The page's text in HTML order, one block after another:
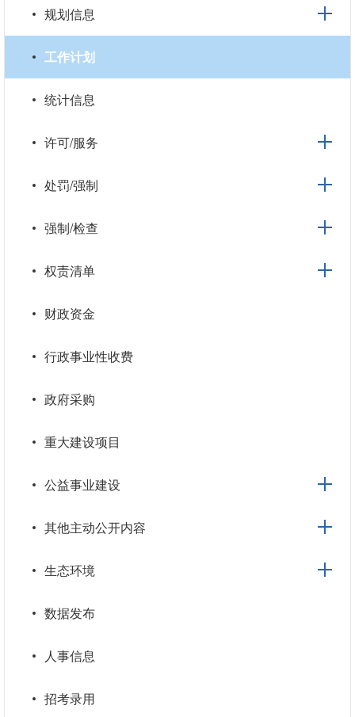
规划信息
工作计划
统计信息
许可/服务
处罚/强制
强制/检查
权责清单
财政资金
行政事业性收费
政府采购
重大建设项目
公益事业建设
其他主动公开内容
生态环境
数据发布
人事信息
招考录用